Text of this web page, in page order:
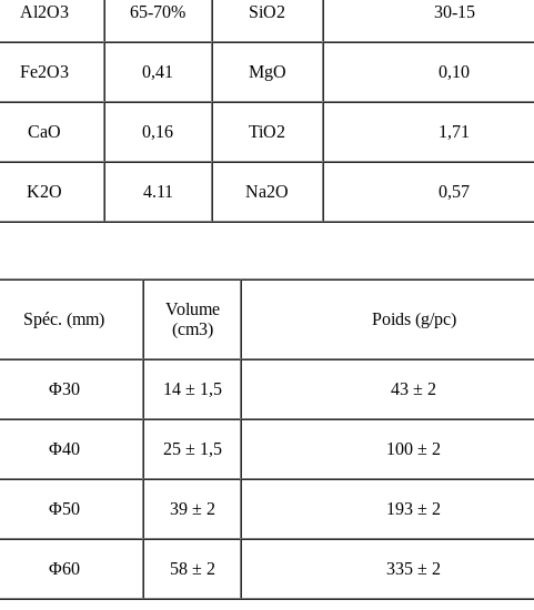
Al2O3 65-70% SiO2 30-15
Fe2O3 0,41 MgO 0,10
CaO 0,16 TiO2 1,71
K2O 4.11 Na2O 0,57
Spéc. (mm)
Volume
(cm3)
Poids (g/pc)
Φ30 14 ± 1,5 43 ± 2
Φ40 25 ± 1,5 100 ± 2
Φ50 39 ± 2 193 ± 2
Φ60 58 ± 2 335 ± 2